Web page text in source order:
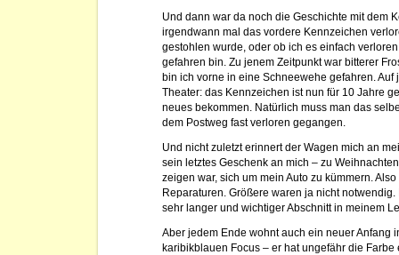
Und dann war da noch die Geschichte mit dem
irgendwann mal das vordere Kennzeichen
gestohlen wurde, oder ob ich es einfach
gefahren bin. Zu jenem Zeitpunkt war bitterer
bin ich vorne in eine Schneewehe gefahren.
Theater: das Kennzeichen ist nun für 10 Jahre
neues bekommen. Natürlich muss man das
dem Postweg fast verloren gegangen.
Und nicht zuletzt erinnert der Wagen mich an
sein letztes Geschenk an mich – zu
zeigen war, sich um mein Auto zu kümmern.
Reparaturen. Größere waren ja nicht
sehr langer und wichtiger Abschnitt in meinem
Aber jedem Ende wohnt auch ein neuer Anfang
karibikblauen Focus – er hat ungefähr die